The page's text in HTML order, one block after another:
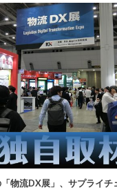
「物流DX展」、サプライ